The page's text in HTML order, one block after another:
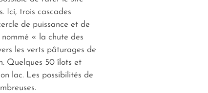
Ici, trois cascades
de puissance et de
« la chute des
les verts pâturages de
Quelques 50 îlots et
lac. Les possibilités de